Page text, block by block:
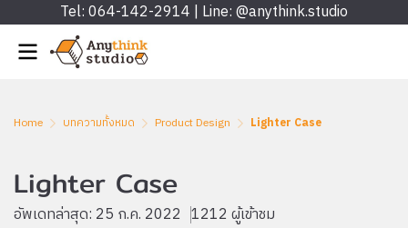
Tel: 064-142-2914 | Line: @anythink.studio
Home บทความทั้งหมด Product Design Lighter Case
Lighter Case
อัพเดทล่าสุด: 25 ก.ค. 2022 1212 ผู้เข้าชม